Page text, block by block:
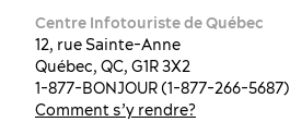
Centre Infotouriste de Québec
12, rue Sainte-Anne
Québec, QC, G1R 3X2
1-877-BONJOUR (1-877-266-5687)
Comment s’y rendre?